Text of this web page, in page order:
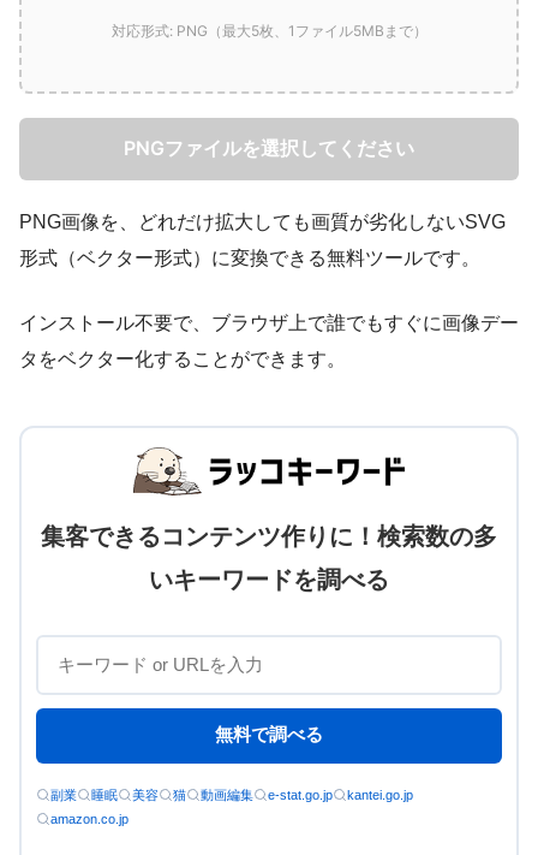
対応形式: PNG（最大5枚、1ファイル5MBまで）
PNGファイルを選択してください
PNG画像を、どれだけ拡大しても画質が劣化しないSVG
形式（ベクター形式）に変換できる無料ツールです。
インストール不要で、ブラウザ上で誰でもすぐに画像デー
タをベクター化することができます。
集客できるコンテンツ作りに！検索数の多
いキーワードを調べる
無料で調べる
副業 睡眠 美容 猫 動画編集 e-stat.go.jp
kantei.go.jp
amazon.co.jp